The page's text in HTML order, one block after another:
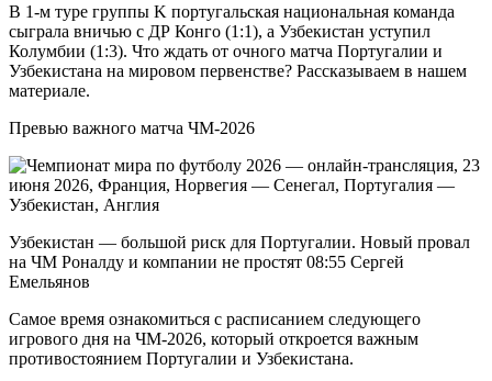
В 1-м туре группы K португальская национальная команда
сыграла вничью с ДР Конго (1:1), а Узбекистан уступил
Колумбии (1:3). Что ждать от очного матча Португалии и
Узбекистана на мировом первенстве? Рассказываем в нашем
материале.
Превью важного матча ЧМ-2026
Узбекистан — большой риск для Португалии. Новый провал
на ЧМ Роналду и компании не простят 08:55 Сергей
Емельянов
Самое время ознакомиться с расписанием следующего
игрового дня на ЧМ-2026, который откроется важным
противостоянием Португалии и Узбекистана.